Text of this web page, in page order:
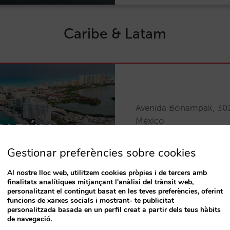
Caribe & Latam
Avenida Bonampak,
México
Gestionar preferències sobre cookies
Al nostre lloc web, utilitzem cookies pròpies i de tercers amb
finalitats analítiques mitjançant l'anàlisi del trànsit web,
personalitzant el contingut basat en les teves preferències, oferint
funcions de xarxes socials i mostrant- te publicitat
personalitzada basada en un perfil creat a partir dels teus hàbits
de navegació.